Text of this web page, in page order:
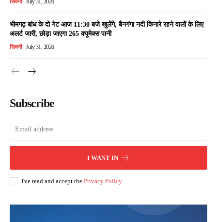
सिवनी July 31, 2026
भीमगढ़ बांध के दो गेट आज 11:30 बजे खुलेंगे, बैनगंगा नदी किनारे रहने वालों के लिए
अलर्ट जारी, छोड़ा जाएगा 265 क्यूमेक्स पानी
सिवनी July 31, 2026
Subscribe
I WANT IN
I've read and accept the Privacy Policy.